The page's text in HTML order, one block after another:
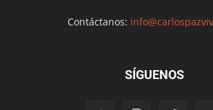
Contáctanos:
SÍGUENOS